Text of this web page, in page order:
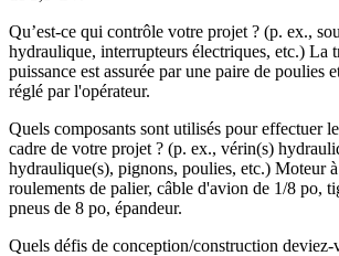
Qu’est-ce qui contrôle votre projet ? (p. ex.,
hydraulique, interrupteurs électriques, etc.) La
puissance est assurée par une paire de poulies
réglé par l'opérateur.
Quels composants sont utilisés pour effectuer
cadre de votre projet ? (p. ex., vérin(s)
hydraulique(s), pignons, poulies, etc.) Moteur
roulements de palier, câble d'avion de 1/8 po,
pneus de 8 po, épandeur.
Quels défis de conception/construction deviez-